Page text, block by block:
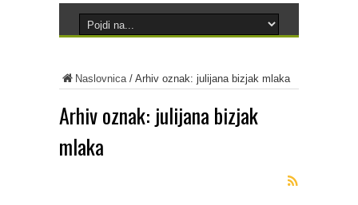
Naslovnica/ Arhiv oznak: julijana bizjak mlaka
Arhiv oznak: julijana bizjak
mlaka